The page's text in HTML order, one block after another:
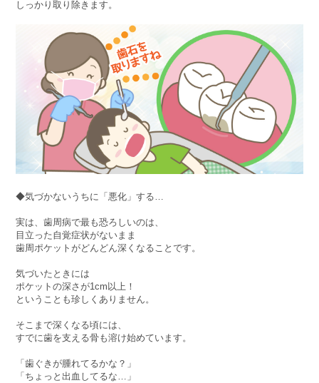
しっかり取り除きます。
◆気づかないうちに「悪化」する…
実は、歯周病で最も恐ろしいのは、
目立った自覚症状がないまま
歯周ポケットがどんどん深くなることです。
気づいたときには
ポケットの深さが1cm以上！
ということも珍しくありません。
そこまで深くなる頃には、
すでに歯を支える骨も溶け始めています。
「歯ぐきが腫れてるかな？」
「ちょっと出血してるな…」